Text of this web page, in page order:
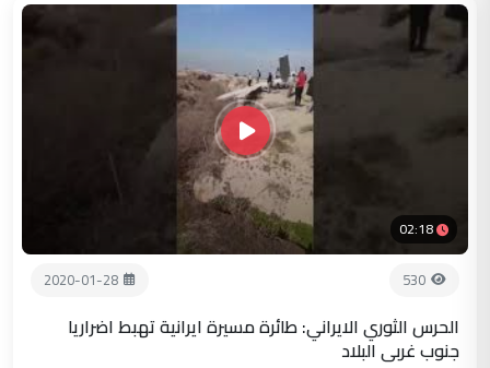
02:18
530
2020-01-28
الحرس الثوري الايراني: طائرة مسيرة ايرانية تهبط اضراريا
جنوب غربي البلاد